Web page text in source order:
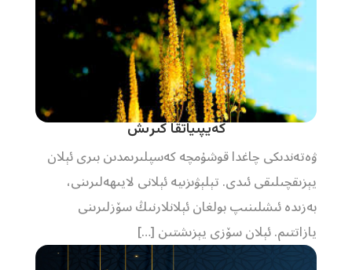
كەيپىياتقا كىرىش
ۋەتەندىكى چاغدا قوشۇمچە كەسپلىرىمدىن بىرى ئېلان
يېزىقچىلىقى ئىدى. تېلېۋىزىيە ئېلانى لايىھەلىرىنى،
بەزىدە ئىشلىنىپ بولغان ئېلانلارنىڭ سۆزلىرىنى
يازاتتىم. ئېلان سۆزى يېزىشتىن […]